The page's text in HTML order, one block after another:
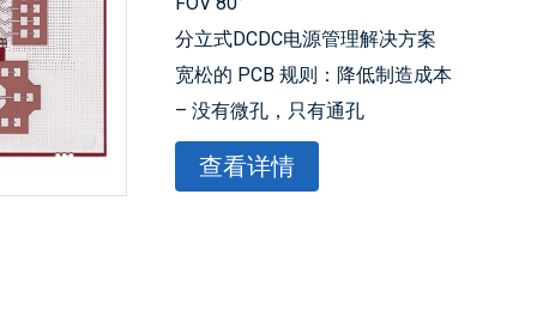
分立式DCDC电源管理解决方案
宽松的 PCB 规则：降低制造成本
– 没有微孔，只有通孔
–BGA焊盘上无过孔
应用：60-GHz 至 64-GHz 毫米波传感
查看详情